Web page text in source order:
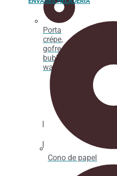
Porta
crépe,
gofre y
bubble
waffle
Cono de papel